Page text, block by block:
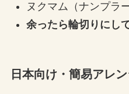
ヌクマム（ナンプラ
余ったら輪切りにし
日本向け・簡易アレ